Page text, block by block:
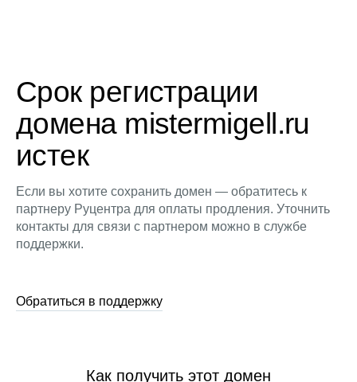
Срок регистрации
домена mistermigell.ru
истек
Если вы хотите сохранить домен — обратитесь к
партнеру Руцентра для оплаты продления. Уточнить
контакты для связи с партнером можно в службе
поддержки.
Обратиться в поддержку
Как получить этот домен